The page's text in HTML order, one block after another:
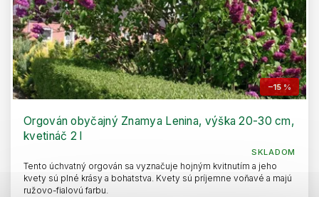
–15 %
Orgován obyčajný Znamya Lenina, výška 20-30 cm,
kvetináč 2 l
SKLADOM
Tento úchvatný orgován sa vyznačuje hojným kvitnutím a jeho
kvety sú plné krásy a bohatstva. Kvety sú príjemne voňavé a majú
ružovo-fialovú farbu.